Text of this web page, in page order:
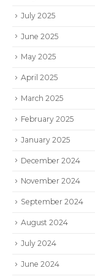
July 2025
June 2025
May 2025
April 2025
March 2025
February 2025
January 2025
December 2024
November 2024
September 2024
August 2024
July 2024
June 2024